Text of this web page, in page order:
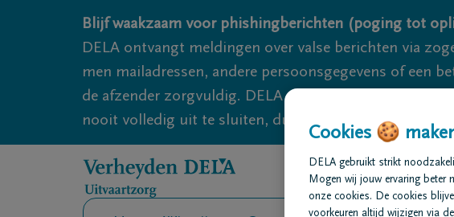
Overslaan en naar inhoud gaan
Blijf waakzaam voor phishingberichten (poging tot
DELA ontvangt meldingen over valse berichten via
men mailadressen, andere persoonsgegevens of een
de afzender zorgvuldig. DELA onderneemt meerdere
nooit volledig uit te sluiten, dus blijf waakzaam.
Cookies 🍪
DELA gebruikt strikt
Mogen wij jouw ervaring beter
onze cookies. De cookies
voorkeuren altijd wijzigen via